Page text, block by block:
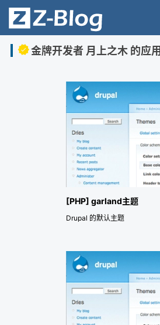
金牌开发者 月上之木 的应用
[PHP] garland主题
Drupal 的默认主题